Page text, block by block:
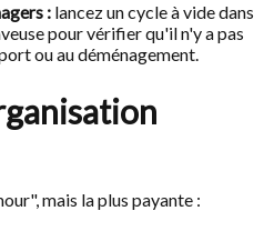
: lancez un cycle à vide dans
pour vérifier qu'il n'y a pas
ou au déménagement.
mais la plus payante :